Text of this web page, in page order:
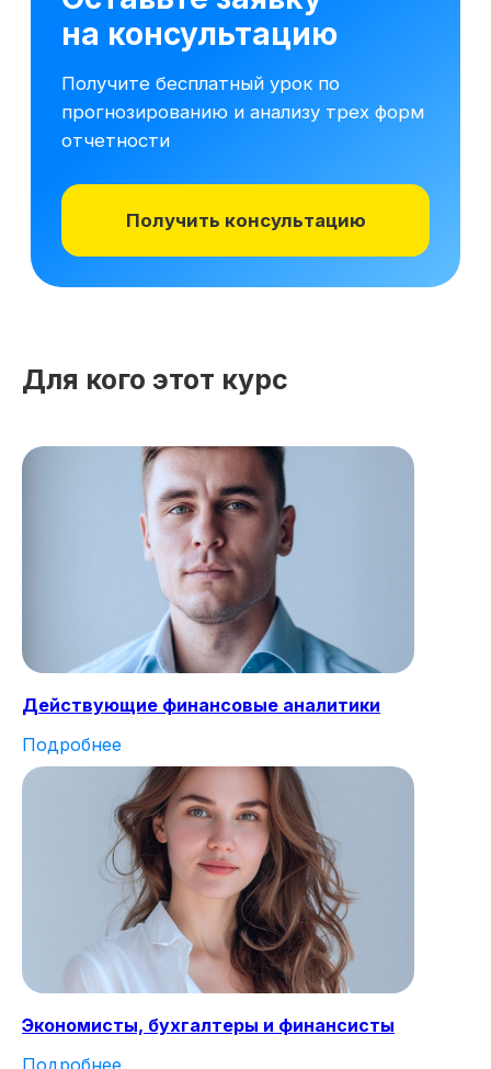
Для кого этот курс
Действующие финансовые аналитики
Подробнее
Экономисты, бухгалтеры и финансисты
Подробнее